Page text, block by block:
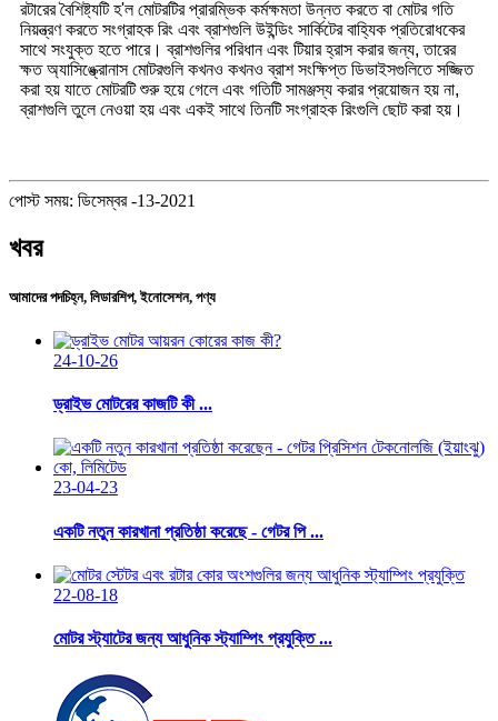
রটারের বৈশিষ্ট্যটি হ'ল মোটরটির প্রারম্ভিক কর্মক্ষমতা উন্নত করতে বা মোটর গতি
নিয়ন্ত্রণ করতে সংগ্রাহক রিং এবং ব্রাশগুলি উইন্ডিং সার্কিটের বাহ্যিক প্রতিরোধকের
সাথে সংযুক্ত হতে পারে। ব্রাশগুলির পরিধান এবং টিয়ার হ্রাস করার জন্য, তারের
ক্ষত অ্যাসিঙ্ক্রোনাস মোটরগুলি কখনও কখনও ব্রাশ সংক্ষিপ্ত ডিভাইসগুলিতে সজ্জিত
করা হয় যাতে মোটরটি শুরু হয়ে গেলে এবং গতিটি সামঞ্জস্য করার প্রয়োজন হয় না,
ব্রাশগুলি তুলে নেওয়া হয় এবং একই সাথে তিনটি সংগ্রাহক রিংগুলি ছোট করা হয়।
পোস্ট সময়: ডিসেম্বর -13-2021
খবর
আমাদের পদচিহ্ন, লিডারশিপ, ইনোসেশন, পণ্য
24-10-26
ড্রাইভ মোটরের কাজটি কী ...
23-04-23
একটি নতুন কারখানা প্রতিষ্ঠা করেছে - গেটর পি ...
22-08-18
মোটর স্ট্যাটের জন্য আধুনিক স্ট্যাম্পিং প্রযুক্তি ...